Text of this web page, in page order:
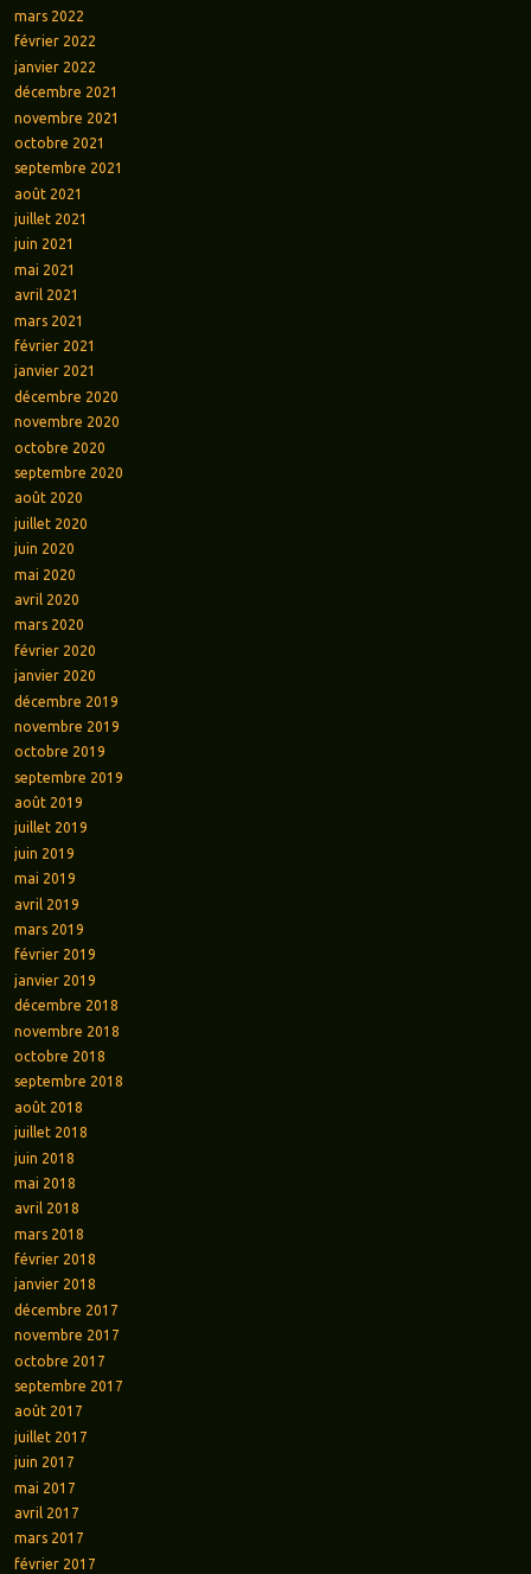
mars 2022
février 2022
janvier 2022
décembre 2021
novembre 2021
octobre 2021
septembre 2021
août 2021
juillet 2021
juin 2021
mai 2021
avril 2021
mars 2021
février 2021
janvier 2021
décembre 2020
novembre 2020
octobre 2020
septembre 2020
août 2020
juillet 2020
juin 2020
mai 2020
avril 2020
mars 2020
février 2020
janvier 2020
décembre 2019
novembre 2019
octobre 2019
septembre 2019
août 2019
juillet 2019
juin 2019
mai 2019
avril 2019
mars 2019
février 2019
janvier 2019
décembre 2018
novembre 2018
octobre 2018
septembre 2018
août 2018
juillet 2018
juin 2018
mai 2018
avril 2018
mars 2018
février 2018
janvier 2018
décembre 2017
novembre 2017
octobre 2017
septembre 2017
août 2017
juillet 2017
juin 2017
mai 2017
avril 2017
mars 2017
février 2017